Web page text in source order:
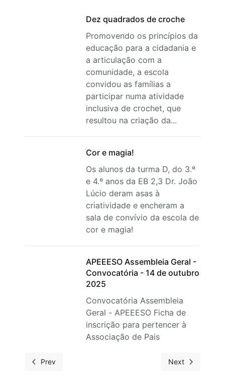
Dez quadrados de croche
Promovendo os princípios da
educação para a cidadania e
a articulação com a
comunidade, a escola
convidou as famílias a
participar numa atividade
inclusiva de crochet, que
resultou na criação da...
Cor e magia!
Os alunos da turma D, do 3.º
e 4.º anos da EB 2,3 Dr. João
Lúcio deram asas à
criatividade e encheram a
sala de convívio da escola de
cor e magia!
APEEESO Assembleia Geral -
Convocatória - 14 de outubro
2025
Convocatória Assembleia
Geral - APEEESO Ficha de
inscrição para pertencer à
Associação de Pais
Prev Next